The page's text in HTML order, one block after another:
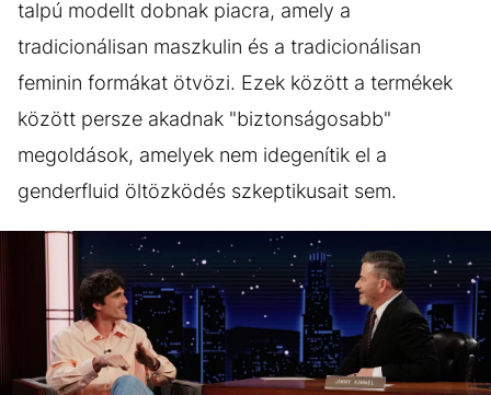
talpú modellt dobnak piacra, amely a
tradicionálisan maszkulin és a tradicionálisan
feminin formákat ötvözi. Ezek között a termékek
között persze akadnak "biztonságosabb"
megoldások, amelyek nem idegenítik el a
genderfluid öltözködés szkeptikusait sem.